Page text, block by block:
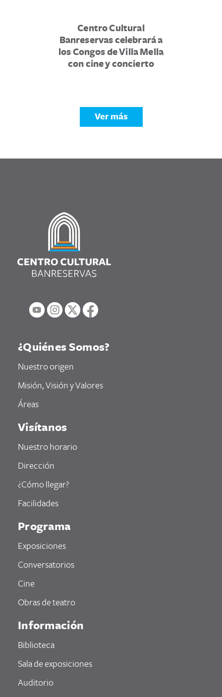
Centro Cultural
Banreservas celebrará a
los Congos de Villa Mella
con cine y concierto
Ver más
¿Quiénes Somos?
Nuestro origen
Misión, Visión y Valores
Áreas
Visítanos
Nuestro horario
Dirección
¿Cómo llegar?
Facilidades
Programa
Exposiciones
Conversatorios
Cine
Obras de teatro
Información
Biblioteca
Sala de exposiciones
Auditorio